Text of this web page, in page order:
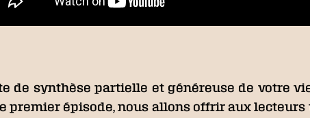
de synthèse partielle et généreuse de votre
premier épisode, nous allons offrir aux